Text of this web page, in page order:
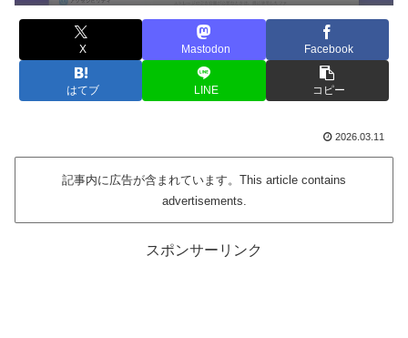
X Mastodon Facebook
はてブ LINE コピー
2026.03.11
記事内に広告が含まれています。This article contains
advertisements.
スポンサーリンク